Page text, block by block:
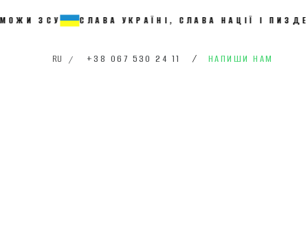
СЛАВА УКРАЇНІ, СЛАВА НАЦІЇ І ПИЗДЕЦЬ
RU / +38 067 530 24 11 / НАПИШИ НАМ